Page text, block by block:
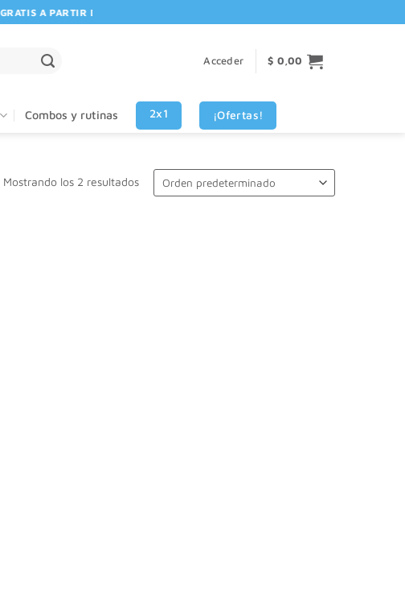
A PARTIR DE $80.000! 🚚 | 💳 3 CUOTAS SIN INTERES VISA - MASTERCARD
Acceder $ 0,00
Combos y rutinas 2x1 ¡Ofertas!
Mostrando los 2 resultados